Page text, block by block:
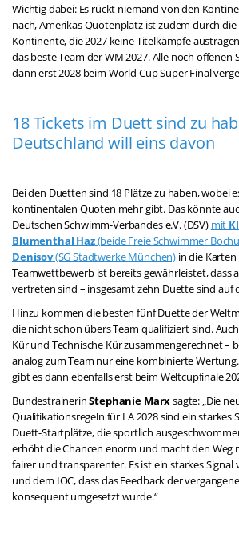
Wichtig dabei: Es rückt niemand von den
nach, Amerikas Quotenplatz ist zudem durch die
Kontinente, die 2027 keine Titelkämpfe
das beste Team der WM 2027. Alle noch offenen
dann erst 2028 beim World Cup Super Final
18 Tickets im Duett sind zu
Deutschland will eins davon
Bei den Duetten sind 18 Plätze zu haben, wobei
kontinentalen Quoten mehr gibt. Das könnte
Deutschen Schwimm-Verbandes e.V. (DSV) mit
Blumenthal Haz(beide Freie Schwimmer
Denisov(SG Stadtwerke München) in die
Teamwettbewerb ist bereits gewährleistet, dass
vertreten sind – insgesamt zehn Duette sind auf
Hinzu kommen die besten fünf Duette der
die nicht schon übers Team qualifiziert sind.
Kür und Technische Kür zusammengerechnet –
analog zum Team nur eine kombinierte
gibt es dann ebenfalls erst beim Weltcupfinale
BundestrainerinStephanie Marx sagte: „Die
Qualifikationsregeln für LA 2028 sind ein starkes
Duett-Startplätze, die sportlich
erhöht die Chancen enorm und macht den Weg
fairer und transparenter. Es ist ein starkes Signal
und dem IOC, dass das Feedback der
konsequent umgesetzt wurde.“